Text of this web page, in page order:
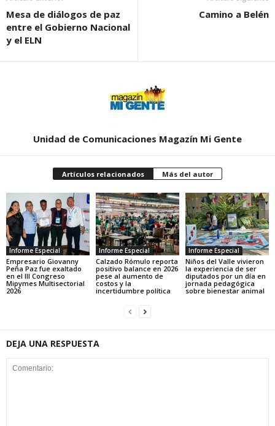
Mesa de diálogos de paz
entre el Gobierno Nacional
y el ELN
Camino a Belén
Unidad de Comunicaciones Magazín Mi Gente
Artículos relacionados Más del autor
Informe Especial
Empresario Giovanny
Peña Paz fue exaltado
en el III Congreso
Mipymes Multisectorial
2026
Informe Especial
Calzado Rómulo reporta
positivo balance en 2026
pese al aumento de
costos y la
incertidumbre política
Informe Especial
Niños del Valle vivieron
la experiencia de ser
diputados por un día en
jornada pedagógica
sobre bienestar animal
DEJA UNA RESPUESTA